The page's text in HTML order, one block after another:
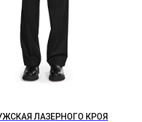
ЛАЗЕРНОГО КРОЯ